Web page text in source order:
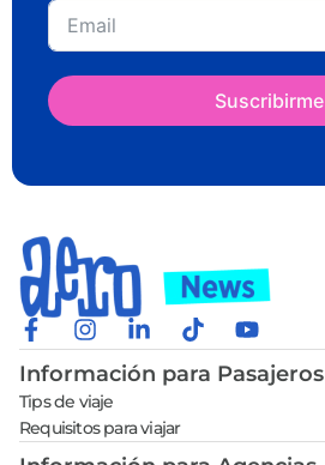
Suscribirme
Información para Pasajeros
Tips de viaje
Requisitos para viajar